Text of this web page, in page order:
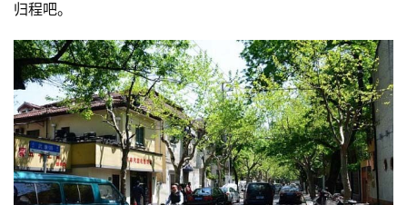
比
观
察
装
备
归程吧。